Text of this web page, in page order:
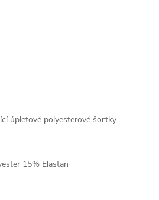
úpletové polyesterové šortky
15% Elastan